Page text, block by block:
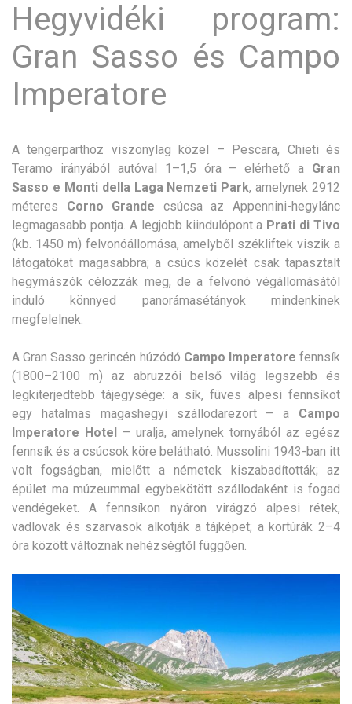
Hegyvidéki program:
Gran Sasso és Campo
Imperatore
A tengerparthoz viszonylag közel – Pescara, Chieti és
Teramo irányából autóval 1–1,5 óra – elérhető a Gran
Sasso e Monti della Laga Nemzeti Park, amelynek 2912
méteres Corno Grande csúcsa az Appennini-hegylánc
legmagasabb pontja. A legjobb kiindulópont a Prati di Tivo
(kb. 1450 m) felvonóállomása, amelyből székliftek viszik a
látogatókat magasabbra; a csúcs közelét csak tapasztalt
hegymászók célozzák meg, de a felvonó végállomásától
induló könnyed panorámasétányok mindenkinek
megfelelnek.
A Gran Sasso gerincén húzódó Campo Imperatore fennsík
(1800–2100 m) az abruzzói belső világ legszebb és
legkiterjedtebb tájegysége: a sík, füves alpesi fennsíkot
egy hatalmas magashegyi szállodarezort – a Campo
Imperatore Hotel– uralja, amelynek tornyából az egész
fennsík és a csúcsok köre belátható. Mussolini 1943-ban itt
volt fogságban, mielőtt a németek kiszabadították; az
épület ma múzeummal egybekötött szállodaként is fogad
vendégeket. A fennsíkon nyáron virágzó alpesi rétek,
vadlovak és szarvasok alkotják a tájképet; a körtúrák 2–4
óra között változnak nehézségtől függően.